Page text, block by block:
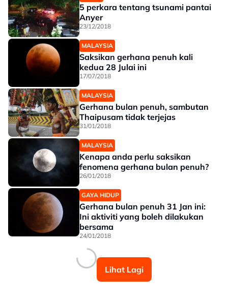
5 perkara tentang tsunami pantai
Anyer
23/12/2018
MALAYSIA
Saksikan gerhana penuh kali
kedua 28 Julai ini
17/07/2018
MALAYSIA
Gerhana bulan penuh, sambutan
Thaipusam tidak terjejas
31/01/2018
MALAYSIA
Kenapa anda perlu saksikan
fenomena gerhana bulan penuh?
26/01/2018
GAYA HIDUP
Gerhana bulan penuh 31 Jan ini:
Ini aktiviti yang boleh dilakukan
bersama
24/01/2018
Lihat Lagi